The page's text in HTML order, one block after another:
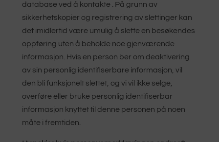
database ved å kontakte . På grunn av
sikkerhetskopier og registrering av slettinger kan
det imidlertid være umulig å slette en besøkendes
oppføring uten å beholde noe gjenværende
informasjon. Hvis en person ber om deaktivering
av sin personlig identifiserbare informasjon, vil
den bli funksjonelt slettet, og vi vil ikke selge,
overføre eller bruke personlig identifiserbar
informasjon knyttet til denne personen på noen
måte i fremtiden.